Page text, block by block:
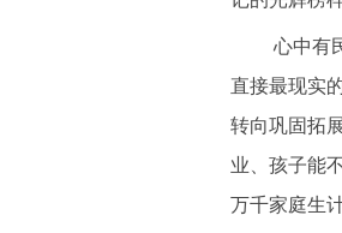
心中有
直接最现实
转向巩固拓
业、孩子能
万千家庭生